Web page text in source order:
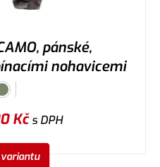
pánské,
nohavicemi
Kčs DPH